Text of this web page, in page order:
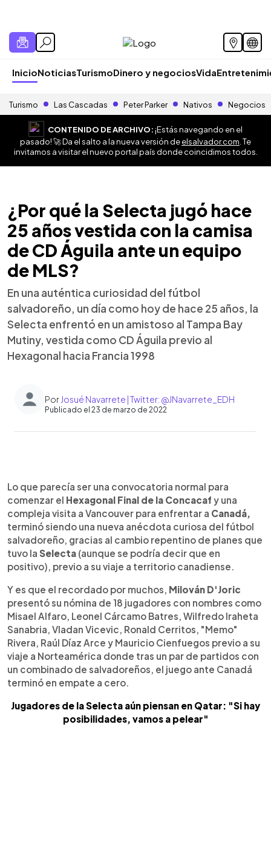
InicioNoticiasTurismoDinero y negociosVida
Turismo Las Cascadas Peter Parker Nativos Negocios
CONTENIDO DE ARCHIVO:¡Estás navegando en el
pasado! 🚀 Da el salto a la nueva versión deelsalvador.com . Te
invitamos a visitar el nuevo portal país donde coincidimos todos.
¿Por qué la Selecta jugó hace
25 años vestida con la camisa
de CD Águila ante un equipo
de MLS?
En una auténtica curiosidad del fútbol
salvadoreño, un día como hoy de hace 25 años, la
Selecta enfrentó en un amistoso al Tampa Bay
Mutiny, vestida como CD Águila previo al
Hexagonal hacia Francia 1998
Por Josué Navarrete | Twitter: @JNavarrete_EDH
Publicado el 23 de marzo de 2022
Escuchar artículo
Lo que parecía ser una convocatoria normal para
comenzar el Hexagonal Final de la Concacaf y una
compleja visita a Vancouver para enfrentar a Canadá,
terminó siendo una nueva anécdota curiosa del fútbol
salvadoreño, gracias al cambio repentino de planes que
tuvo la Selecta (aunque se podría decir que en
positivo), previo a su viaje a territorio canadiense.
Y es que el recordado por muchos, Milován D'Joric
presentó su nómina de 18 jugadores con nombres como
Misael Alfaro, Leonel Cárcamo Batres, Wilfredo Iraheta
Sanabria, Vladan Vicevic, Ronald Cerritos, "Memo"
Rivera, Raúl Díaz Arce y Mauricio Cienfuegos previo a su
viaje a Norteamérica donde tras un par de partidos con
un combinado de salvadoreños, el juego ante Canadá
terminó en empate a cero.
Jugadores de la Selecta aún piensan en Qatar: "Si hay
posibilidades, vamos a pelear"